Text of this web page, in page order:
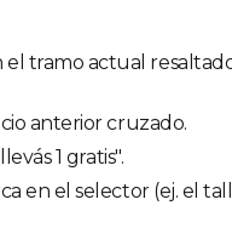
el tramo actual
anterior cruzado.
1 gratis".
en el selector (ej. el